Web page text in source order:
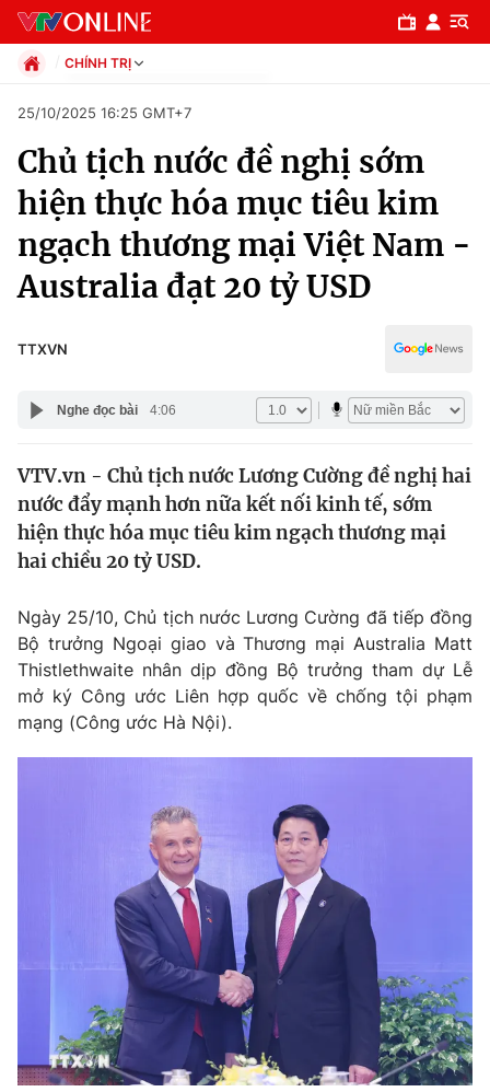
Chuyên mục
Chính trị
Xã hội
Pháp luật
Y tế
Thế giới
Tin tức
Thế giới đó đây
Câu chuyện quốc tế
Kinh tế
Thị trường
Góc doanh nghiệp
Truyền hình
Phim VTV
Hậu trường
Giải trí
Chất lượng cuộc sống
Học trực tuyến
Công nghệ
Hitech Công nghệ tương lai
Sản phẩm
Thị trường
Giao lưu trực tuyến
Lịch phát sóng
CHÍNH TRỊ
Xã hội
Pháp luật
Kinh tế
Thể thao
Truyền hình
Văn hóa - Giải trí
Y tế
25/10/2025 16:25 GMT+7
Chủ tịch nước đề nghị sớm
hiện thực hóa mục tiêu kim
ngạch thương mại Việt Nam -
Australia đạt 20 tỷ USD
TTXVN
Nghe đọc bài 4:06
VTV.vn - Chủ tịch nước Lương Cường đề nghị hai
nước đẩy mạnh hơn nữa kết nối kinh tế, sớm
hiện thực hóa mục tiêu kim ngạch thương mại
hai chiều 20 tỷ USD.
Ngày 25/10, Chủ tịch nước Lương Cường đã tiếp đồng
Bộ trưởng Ngoại giao và Thương mại Australia Matt
Thistlethwaite nhân dịp đồng Bộ trưởng tham dự Lễ
mở ký Công ước Liên hợp quốc về chống tội phạm
mạng (Công ước Hà Nội).